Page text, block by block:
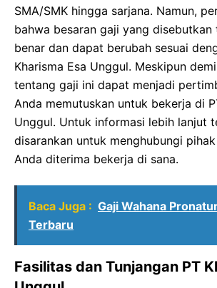
SMA/SMK hingga sarjana. Namun,
bahwa besaran gaji yang
benar dan dapat berubah sesuai
Kharisma Esa Unggul. Meskipun
tentang gaji ini dapat menjadi
Anda memutuskan untuk bekerja di
Unggul. Untuk informasi lebih lanjut
disarankan untuk menghubungi
Anda diterima bekerja di sana.
Baca Juga : Gaji Wahana
Terbaru
Fasilitas dan Tunjangan PT